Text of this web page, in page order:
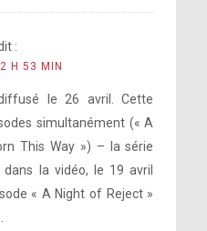
:
H 53 MIN
le 26 avril. Cette
simultanément (« A
This Way ») – la série
la vidéo, le 19 avril
« A Night of Reject »